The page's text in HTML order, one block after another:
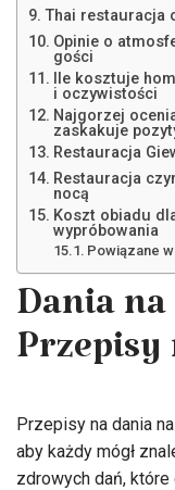
Thai restauracja
Opinie o
gości
Ile kosztuje
i oczywistości
Najgorzej
zaskakuje
Restauracja
Restauracja
nocą
Koszt obiadu
wypróbowania
Powiązane
Dania
Przepisy
Przepisy na dania
aby każdy mógł
zdrowych dań, które